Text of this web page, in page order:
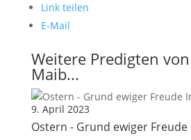
Link teilen
E-Mail
Weitere Predigten
Maib...
9. April 2023
Ostern - Grund ewiger Freude